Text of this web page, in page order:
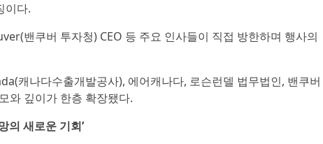
이다.
밴쿠버 투자청) CEO 등 주요 인사들이 직접 방한하며 행사의
캐나다수출개발공사), 에어캐나다, 로슨런델 법무법인, 밴쿠버
와 깊이가 한층 확장됐다.
의 새로운 기회’